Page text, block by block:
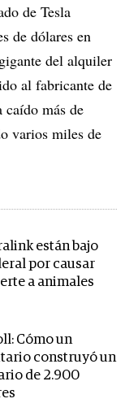
de Tesla
de dólares en
del alquiler
al fabricante de
caído más de
varios miles de
están bajo
por causar
a animales
Cómo un
construyó un
de 2.900